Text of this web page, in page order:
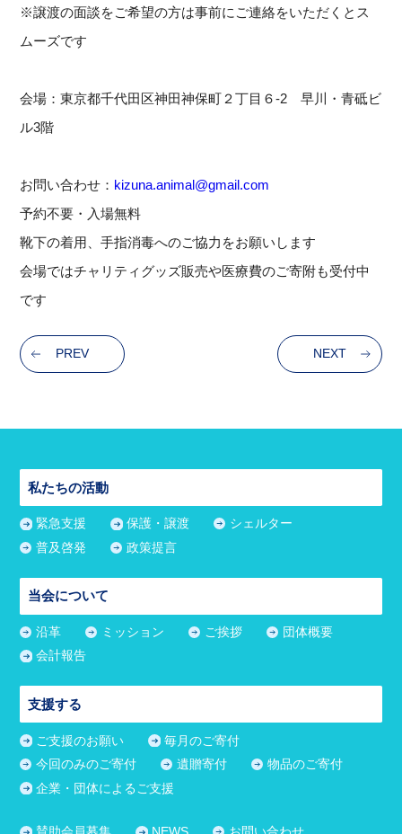
※譲渡の面談をご希望の方は事前にご連絡をいただくとス
ムーズです
会場：東京都千代田区神田神保町２丁目６-2 早川・青砥ビ
ル3階
お問い合わせ： kizuna.animal@gmail.com
予約不要・入場無料
靴下の着用、手指消毒へのご協力をお願いします
会場ではチャリティグッズ販売や医療費のご寄附も受付中
です
PREV NEXT
私たちの活動
緊急支援 保護・譲渡
シェルター
普及啓発
政策提言
当会について
沿革 ミッション ご挨拶
団体概要
会計報告
支援する
ご支援のお願い
毎月のご寄付
今回のみのご寄付
遺贈寄付
物品のご寄付
企業・団体によるご支援